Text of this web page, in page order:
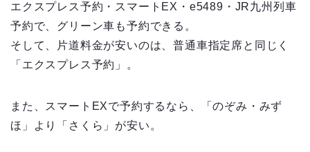
エクスプレス予約・スマートEX・e5489・JR九州列車
予約で、グリーン車も予約できる。
そして、片道料金が安いのは、普通車指定席と同じく
「エクスプレス予約」。
また、スマートEXで予約するなら、「のぞみ・みず
ほ」より「さくら」が安い。